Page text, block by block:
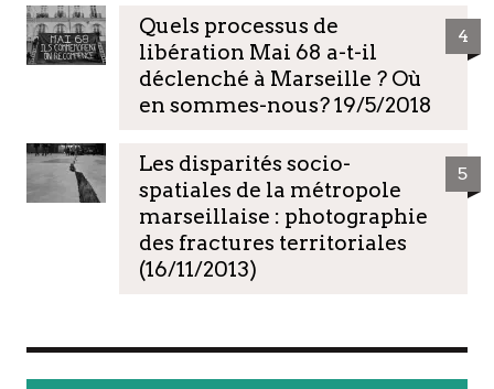
Quels processus de
libération Mai 68 a-t-il
déclenché à Marseille ? Où
en sommes-nous? 19/5/2018
4
Les disparités socio-
spatiales de la métropole
marseillaise : photographie
des fractures territoriales
(16/11/2013)
5